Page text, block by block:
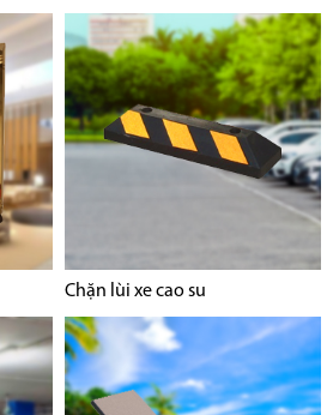
Chặn lùi xe cao su